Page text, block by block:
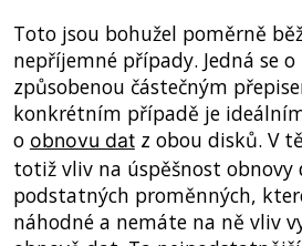
Toto jsou bohužel poměrně
nepříjemné případy. Jedná se
způsobenou částečným
konkrétním případě je
o obnovu datz obou disků. V
totiž vliv na úspěšnost
podstatných proměnných,
náhodné a nemáte na ně vliv